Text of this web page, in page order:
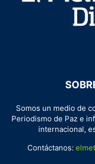
Somos un medio de
Periodismo de Paz e
internacional,
Contáctanos: